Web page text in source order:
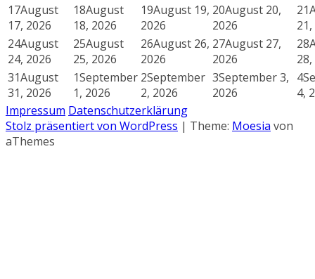
17August
17, 2026
18August
18, 2026
19August 19,
2026
20August 20,
2026
21
24August
24, 2026
25August
25, 2026
26August 26,
2026
27August 27,
2026
28
31August
31, 2026
1September
1, 2026
2September
2, 2026
3September 3,
2026
4
4,
Impressum Datenschutzerklärung
Stolz präsentiert von WordPress | Theme: Moesia von
aThemes